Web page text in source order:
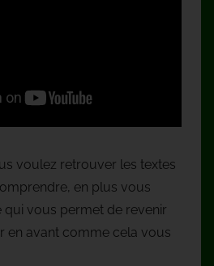
voulez retrouver les textes
en plus vous
qui vous permet de revenir
en avant comme cela vous